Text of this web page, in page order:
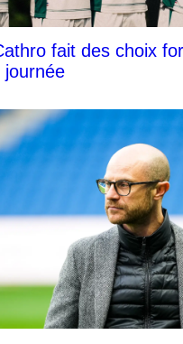
fait des choix
journée